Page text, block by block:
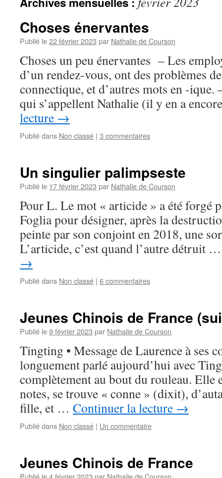
Choses énervantes
Publié le22 février 2023 par Nathalie de Courson
Choses un peu énervantes – Les
d’un rendez-vous, ont des problèmes
connectique, et d’autres mots en -ique.
qui s’appellent Nathalie (il y en a
lecture →
Publié dans Non classé | 3 commentaires
Un singulier palimpseste
Publié le 17 février 2023 par Nathalie de Courson
Pour L. Le mot « articide » a été forgé
Foglia pour désigner, après la
peinte par son conjoint en 2018, une
L’articide, c’est quand l’autre détruit
→
Publié dans Non classé | 6 commentaires
Jeunes Chinois de France
Publié le9 février 2023 par Nathalie de Courson
Tingting • Message de Laurence à ses
longuement parlé aujourd’hui avec
complètement au bout du rouleau. Elle
notes, se trouve « conne » (dixit),
fille, et … Continuer la lecture →
Publié dans Non classé | Un commentaire
Jeunes Chinois de France